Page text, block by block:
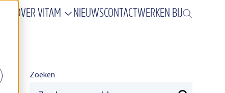
OVER VITAM NIEUWSCONTACTWERKEN BIJ
Zoeken